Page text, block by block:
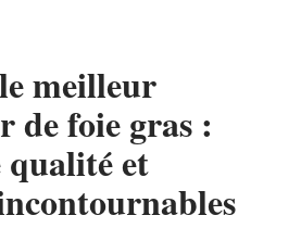
meilleur
de foie gras :
qualité et